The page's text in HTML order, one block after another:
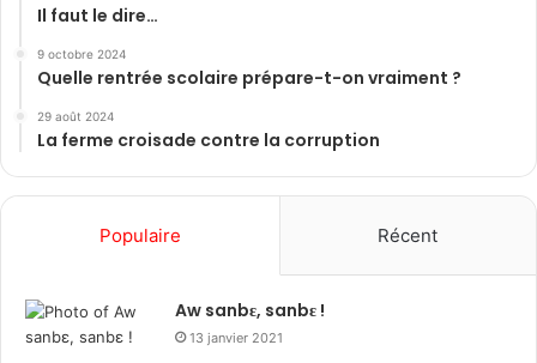
Il faut le dire…
9 octobre 2024
Quelle rentrée scolaire prépare-t-on vraiment ?
29 août 2024
La ferme croisade contre la corruption
Populaire Récent
Aw sanbɛ, sanbɛ !
13 janvier 2021